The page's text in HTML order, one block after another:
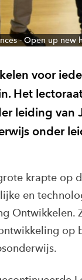
- Open up new
voor
Het
leiding van
onder
krapte op
en
op